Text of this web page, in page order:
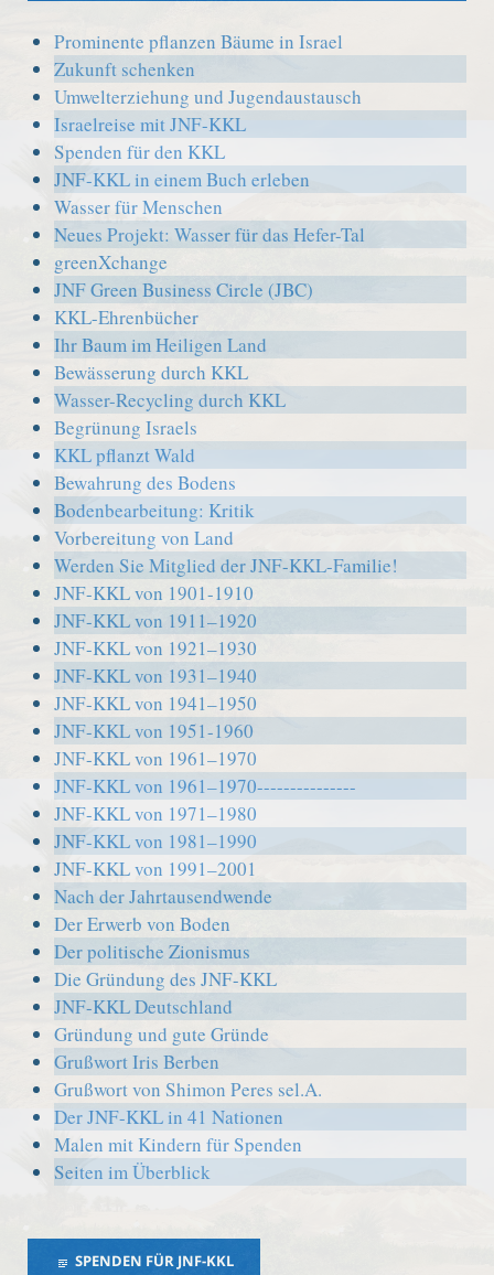
Prominente pflanzen Bäume in Israel
Zukunft schenken
Umwelterziehung und Jugendaustausch
Israelreise mit JNF-KKL
Spenden für den KKL
JNF-KKL in einem Buch erleben
Wasser für Menschen
Neues Projekt: Wasser für das Hefer-Tal
greenXchange
JNF Green Business Circle (JBC)
KKL-Ehrenbücher
Ihr Baum im Heiligen Land
Bewässerung durch KKL
Wasser-Recycling durch KKL
Begrünung Israels
KKL pflanzt Wald
Bewahrung des Bodens
Bodenbearbeitung: Kritik
Vorbereitung von Land
Werden Sie Mitglied der JNF-KKL-Familie!
JNF-KKL von 1901-1910
JNF-KKL von 1911–1920
JNF-KKL von 1921–1930
JNF-KKL von 1931–1940
JNF-KKL von 1941–1950
JNF-KKL von 1951-1960
JNF-KKL von 1961–1970
JNF-KKL von 1961–1970---------------
JNF-KKL von 1971–1980
JNF-KKL von 1981–1990
JNF-KKL von 1991–2001
Nach der Jahrtausendwende
Der Erwerb von Boden
Der politische Zionismus
Die Gründung des JNF-KKL
JNF-KKL Deutschland
Gründung und gute Gründe
Grußwort Iris Berben
Grußwort von Shimon Peres sel.A.
Der JNF-KKL in 41 Nationen
Malen mit Kindern für Spenden
Seiten im Überblick
SPENDEN FÜR JNF-KKL